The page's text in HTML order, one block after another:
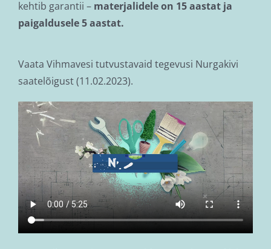
kehtib garantii – materjalidele on 15 aastat ja
paigaldusele 5 aastat.
Vaata Vihmavesi tutvustavaid tegevusi Nurgakivi
saatelõigust (11.02.2023).